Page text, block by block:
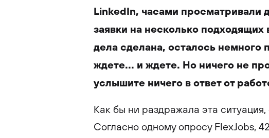
LinkedIn, часами просматривали
заявки на несколько
дела сделана, осталось немного
ждете... и ждете. Но ничего не
услышите ничего в ответ от
Как бы ни раздражала эта
Согласно одному опросу FlexJobs,